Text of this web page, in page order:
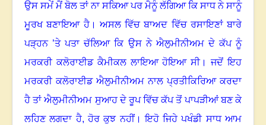
ਉਸ ਸਮੇਂ ਮੈਂ ਬੋਲ ਤਾਂ ਨਾ ਸਕਿਆ ਪਰ ਮੈਨੂੰ ਲੱਗਿਆ ਕਿ ਸਾਧ ਨੇ ਸਾਨੂੰ
ਮੂਰਖ ਬਣਾਇਆ ਹੈ। ਅਸਲ ਵਿੱਚ ਬਾਅਦ ਵਿੱਚ ਰਸਾਇਣਾਂ ਬਾਰੇ
ਪੜ੍ਹਨ ’ਤੇ ਪਤਾ ਚੱਲਿਆ ਕਿ ਉਸ ਨੇ ਐਲੁਮੀਨੀਅਮ ਦੇ ਕੱਪ ਨੂੰ
ਮਰਕਰੀ ਕਲੋਰਾਈਡ ਕੈਮੀਕਲ ਲਾਇਆ ਹੋਇਆ ਸੀ।ਜਦੋਂ ਇਹ
ਮਰਕਰੀ ਕਲੋਰਾਈਡ ਐਲੁਮੀਨੀਅਮ ਨਾਲ ਪ੍ਰਤੀਕਿਰਿਆ ਕਰਦਾ
ਹੈ ਤਾਂ ਐਲੁਮੀਨੀਅਮ ਸੁਆਹ ਦੇ ਰੂਪ ਵਿੱਚ ਕੱਪ ਤੋਂ ਪਾਪੜੀਆਂ ਬਣ ਕੇ
ਲਹਿਣ ਲਗਦਾ ਹੈ, ਹੋਰ ਕੁਝ ਨਹੀਂ।ਇਹੋ ਜਿਹੇ ਪਖੰਡੀ ਸਾਧ ਆਮ